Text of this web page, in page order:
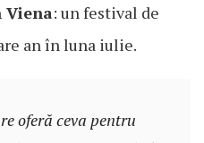
Viena: un festival de
an în luna iulie.
oferă ceva pentru